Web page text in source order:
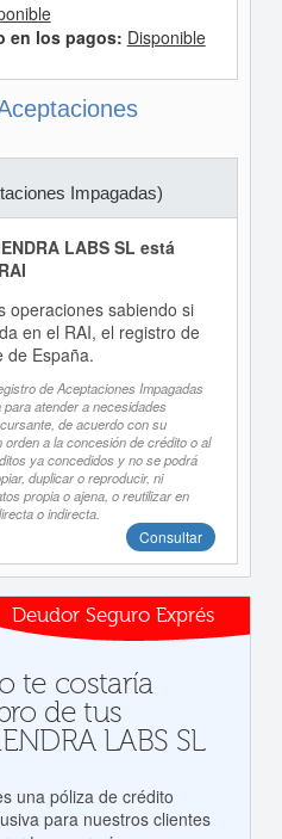
en los pagos: Disponible
Impagadas)
LABS SL está
operaciones sabiendo si
en el RAI, el registro de
de España.
de Aceptaciones Impagadas
atender a necesidades
de acuerdo con su
a la concesión de crédito o al
ya concedidos y no se podrá
duplicar o reproducir, ni
propia o ajena, o reutilizar en
o indirecta.
Consultar
Deudor Seguro Exprés
te costaría
de tus
LABS SL
una póliza de crédito
para nuestros clientes